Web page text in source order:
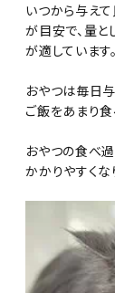
いつから与え
が目安で、量
が適しています。
おやつは毎日
ご飯をあまり
おやつの食べ
かかりやすくな